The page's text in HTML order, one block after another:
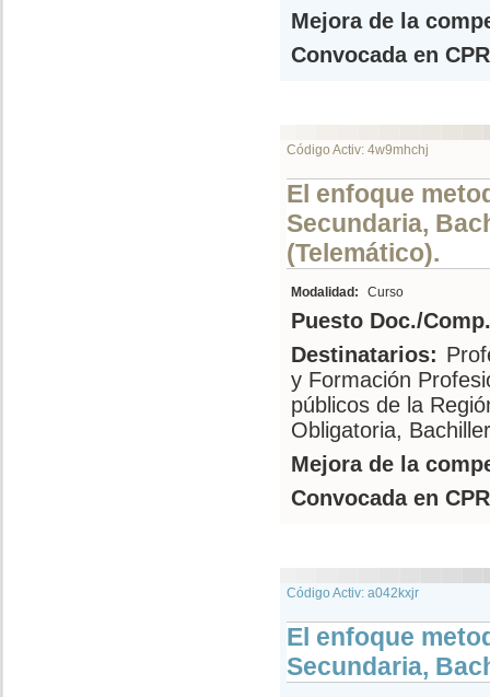
Mejora de la
Convocada en
Código Activ: 4w9mhchj
El enfoque
Secundaria,
(Telemático).
Modalidad: Curso
Puesto Doc./
Destinatarios:
y Formación
públicos de la
Obligatoria,
Mejora de la
Convocada en
Código Activ: a042kxjr
El enfoque
Secundaria,